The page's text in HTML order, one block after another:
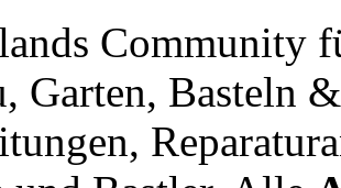
Community
Garten, Basteln